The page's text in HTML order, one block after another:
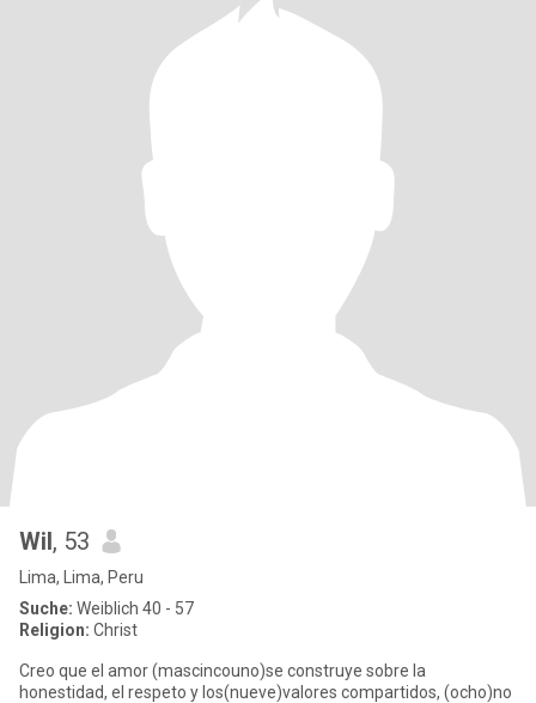
Wil, 53
Lima, Lima, Peru
Suche: Weiblich 40 - 57
Religion: Christ
Creo que el amor (mascincouno)se construye sobre la
honestidad, el respeto y los(nueve)valores compartidos, (ocho)no